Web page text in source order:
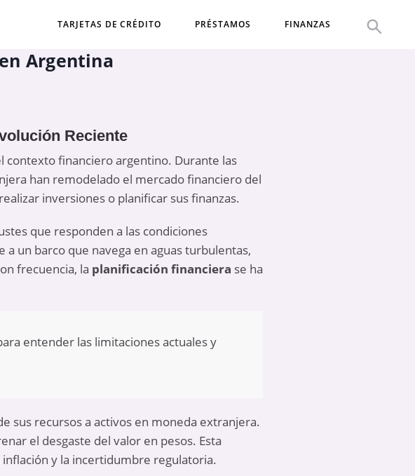
TARJETAS DE CRÉDITO PRÉSTAMOS FINANZAS
Argentina
Reciente
contexto financiero argentino. Durante las
han remodelado el mercado financiero del
inversiones o planificar sus finanzas.
que responden a las condiciones
un barco que navega en aguas turbulentas,
frecuencia, la planificación financiera se ha
entender las limitaciones actuales y
sus recursos a activos en moneda extranjera.
el desgaste del valor en pesos. Esta
y la incertidumbre regulatoria.